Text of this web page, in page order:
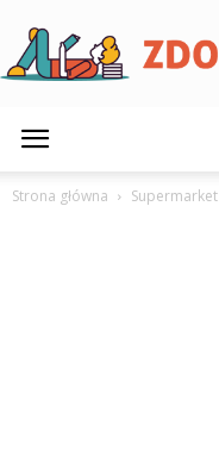
Strona główna Supermarket